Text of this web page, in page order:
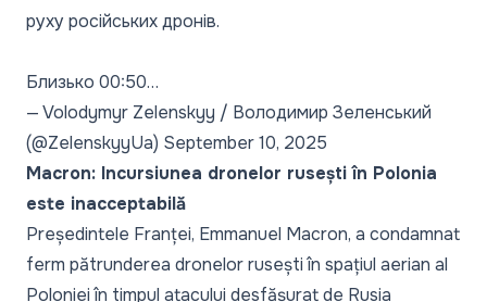
руху російських дронів.
Близько 00:50…
— Volodymyr Zelenskyy / Володимир Зеленський
(@ZelenskyyUa) September 10, 2025
Macron: Incursiunea dronelor rusești în Polonia
este inacceptabilă
Președintele Franței, Emmanuel Macron, a condamnat
ferm pătrunderea dronelor rusești în spațiul aerian al
Poloniei în timpul atacului desfășurat de Rusia